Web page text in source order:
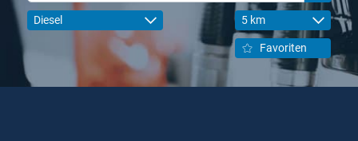
Diesel 5 km
Favoriten